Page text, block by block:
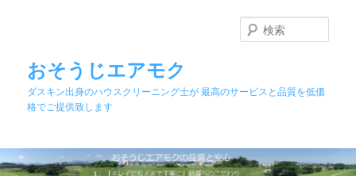
移
おそうじエアモク
ダスキン出身のハウスクリーニング士が 最高のサービスと品質を低価
格でご提供致します
索